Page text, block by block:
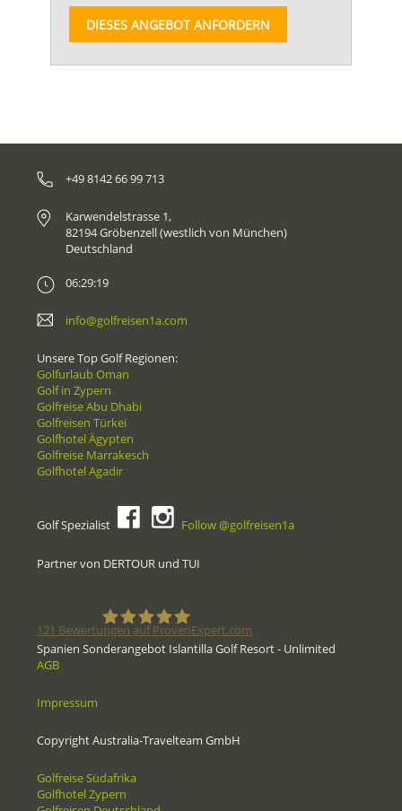
DIESES ANGEBOT ANFORDERN
+49 8142 66 99 713
Karwendelstrasse 1,
82194 Gröbenzell (westlich von München)
Deutschland
06:29:19
info@golfreisen1a.com
Unsere Top Golf Regionen:
Golfurlaub Oman
Golf in Zypern
Golfreise Abu Dhabi
Golfreisen Türkei
Golfhotel Ägypten
Golfreise Marrakesch
Golfhotel Agadir
Golf Spezialist Follow @golfreisen1a
Partner von DERTOUR und TUI
121 Bewertungen auf ProvenExpert.com
Spanien Sonderangebot Islantilla Golf Resort - Unlimited
AGB
Impressum
Copyright Australia-Travelteam GmbH
Golfreise Südafrika
Golfhotel Zypern